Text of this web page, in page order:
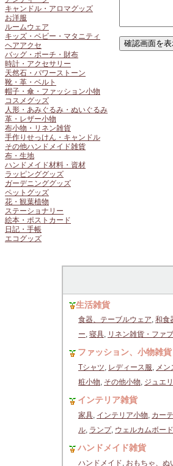
キャンドル・アロマグッズ
お洋服
ルームウェア
キッズ・ベビー・マタニティ
ヘアアクセ
バッグ・ポーチ・財布
時計・アクセサリー
天然石・パワーストーン
靴・革・ベルト
帽子・傘・ファッション小物
コスメグッズ
人形・あみぐるみ・ぬいぐるみ
革・レザー小物
布小物・リネン雑貨
手作りせっけん・キャンドル
その他ハンドメイド雑貨
布・生地
ハンドメイド材料・資材
ラッピンググッズ
ガーデニンググッズ
ペットグッズ
花・観葉植物
ステーショナリー
絵本・ポストカード
日記・手帳
エコグッズ
生活雑貨
食器、テーブルウェア, 和食
ー, 寝具, リネン雑貨・ファ
ファッション、小物雑貨
Tシャツ, レディース服, メン
粧小物, その他小物, ジュエ
インテリア雑貨
家具, インテリア小物, カー
ル, ランプ, ウェルカムボード
ハンドメイド雑貨
ハンドメイド, おもちゃ、ぬ